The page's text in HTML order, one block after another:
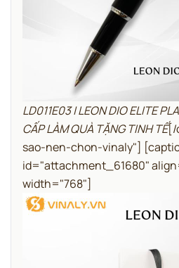
LD011E03 | LEON DIO ELITE
CẤP LÀM QUÀ TẶNG TINH TẾ[/
sao-nen-chon-vinaly"]
id="attachment_61680"
width="768"]